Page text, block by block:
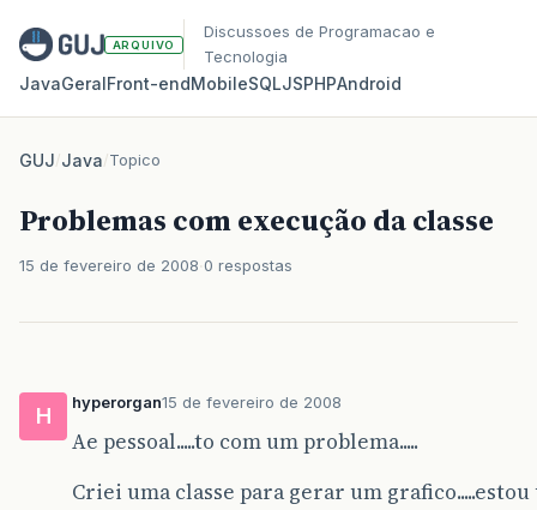
ARQUIVO
Discussoes de Programacao e
Tecnologia
JavaGeralFront‑endMobileSQLJSPHPAndroid
GUJ/Java/Topico
Problemas com execução da classe
15 de fevereiro de 2008 0 respostas
H
hyperorgan15 de fevereiro de 2008
Ae pessoal.....to com um problema.....
Criei uma classe para gerar um grafico.....estou